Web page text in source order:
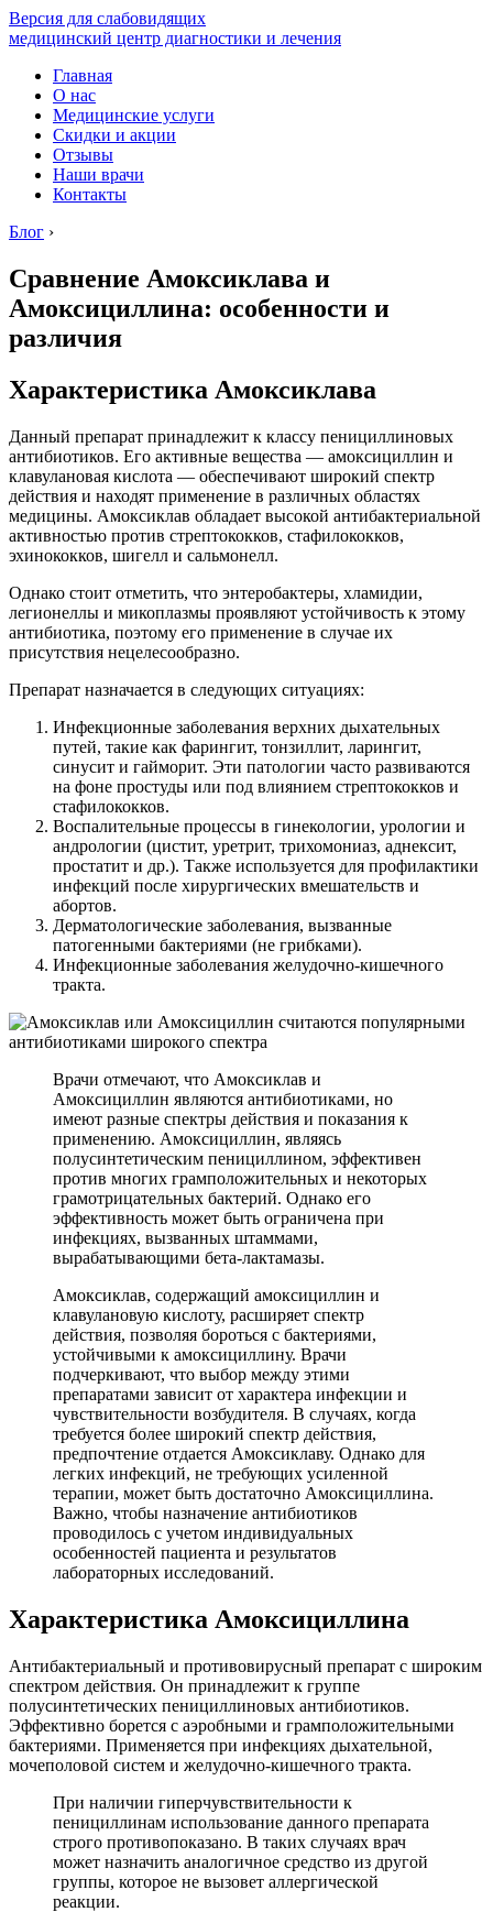
Версия для слабовидящих
медицинский центр диагностики и лечения
Главная
О нас
Медицинские услуги
Скидки и акции
Отзывы
Наши врачи
Контакты
Блог ›
Сравнение Амоксиклава и
Амоксициллина: особенности и
различия
Характеристика Амоксиклава
Данный препарат принадлежит к классу пенициллиновых
антибиотиков. Его активные вещества — амоксициллин и
клавулановая кислота — обеспечивают широкий спектр
действия и находят применение в различных областях
медицины. Амоксиклав обладает высокой антибактериальной
активностью против стрептококков, стафилококков,
эхинококков, шигелл и сальмонелл.
Однако стоит отметить, что энтеробактеры, хламидии,
легионеллы и микоплазмы проявляют устойчивость к этому
антибиотика, поэтому его применение в случае их
присутствия нецелесообразно.
Препарат назначается в следующих ситуациях:
Инфекционные заболевания верхних дыхательных
путей, такие как фарингит, тонзиллит, ларингит,
синусит и гайморит. Эти патологии часто развиваются
на фоне простуды или под влиянием стрептококков и
стафилококков.
Воспалительные процессы в гинекологии, урологии и
андрологии (цистит, уретрит, трихомониаз, аднексит,
простатит и др.). Также используется для профилактики
инфекций после хирургических вмешательств и
абортов.
Дерматологические заболевания, вызванные
патогенными бактериями (не грибками).
Инфекционные заболевания желудочно-кишечного
тракта.
Врачи отмечают, что Амоксиклав и
Амоксициллин являются антибиотиками, но
имеют разные спектры действия и показания к
применению. Амоксициллин, являясь
полусинтетическим пенициллином, эффективен
против многих грамположительных и некоторых
грамотрицательных бактерий. Однако его
эффективность может быть ограничена при
инфекциях, вызванных штаммами,
вырабатывающими бета-лактамазы.
Амоксиклав, содержащий амоксициллин и
клавулановую кислоту, расширяет спектр
действия, позволяя бороться с бактериями,
устойчивыми к амоксициллину. Врачи
подчеркивают, что выбор между этими
препаратами зависит от характера инфекции и
чувствительности возбудителя. В случаях, когда
требуется более широкий спектр действия,
предпочтение отдается Амоксиклаву. Однако для
легких инфекций, не требующих усиленной
терапии, может быть достаточно Амоксициллина.
Важно, чтобы назначение антибиотиков
проводилось с учетом индивидуальных
особенностей пациента и результатов
лабораторных исследований.
Характеристика Амоксициллина
Антибактериальный и противовирусный препарат с широким
спектром действия. Он принадлежит к группе
полусинтетических пенициллиновых антибиотиков.
Эффективно борется с аэробными и грамположительными
бактериями. Применяется при инфекциях дыхательной,
мочеполовой систем и желудочно-кишечного тракта.
При наличии гиперчувствительности к
пенициллинам использование данного препарата
строго противопоказано. В таких случаях врач
может назначить аналогичное средство из другой
группы, которое не вызовет аллергической
реакции.